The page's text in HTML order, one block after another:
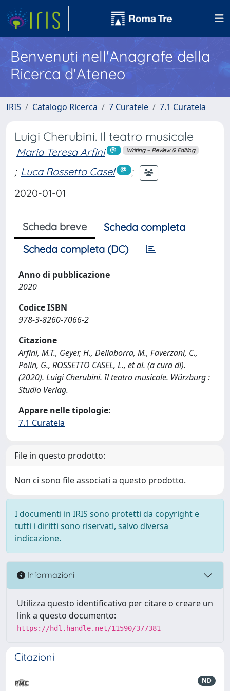
Benvenuti nell'Anagrafe della
Ricerca d'Ateneo
IRIS Catalogo Ricerca 7 Curatele 7.1 Curatela
Luigi Cherubini. Il teatro musicale
Maria Teresa Arfini Writing – Review & Editing
; Luca Rossetto Casel
;
2020-01-01
Scheda breve
Scheda completa
Scheda completa (DC)
Anno di pubblicazione
2020
Codice ISBN
978-3-8260-7066-2
Citazione
Arfini, M.T., Geyer, H., Dellaborra, M., Faverzani, C.,
Polin, G., ROSSETTO CASEL, L., et al. (a cura di).
(2020). Luigi Cherubini. Il teatro musicale. Würzburg :
Studio Verlag.
Appare nelle tipologie:
7.1 Curatela
File in questo prodotto:
Non ci sono file associati a questo prodotto.
I documenti in IRIS sono protetti da copyright e
tutti i diritti sono riservati, salvo diversa
indicazione.
Informazioni
Utilizza questo identificativo per citare o creare un
link a questo documento:
https://hdl.handle.net/11590/377381
Citazioni
ND